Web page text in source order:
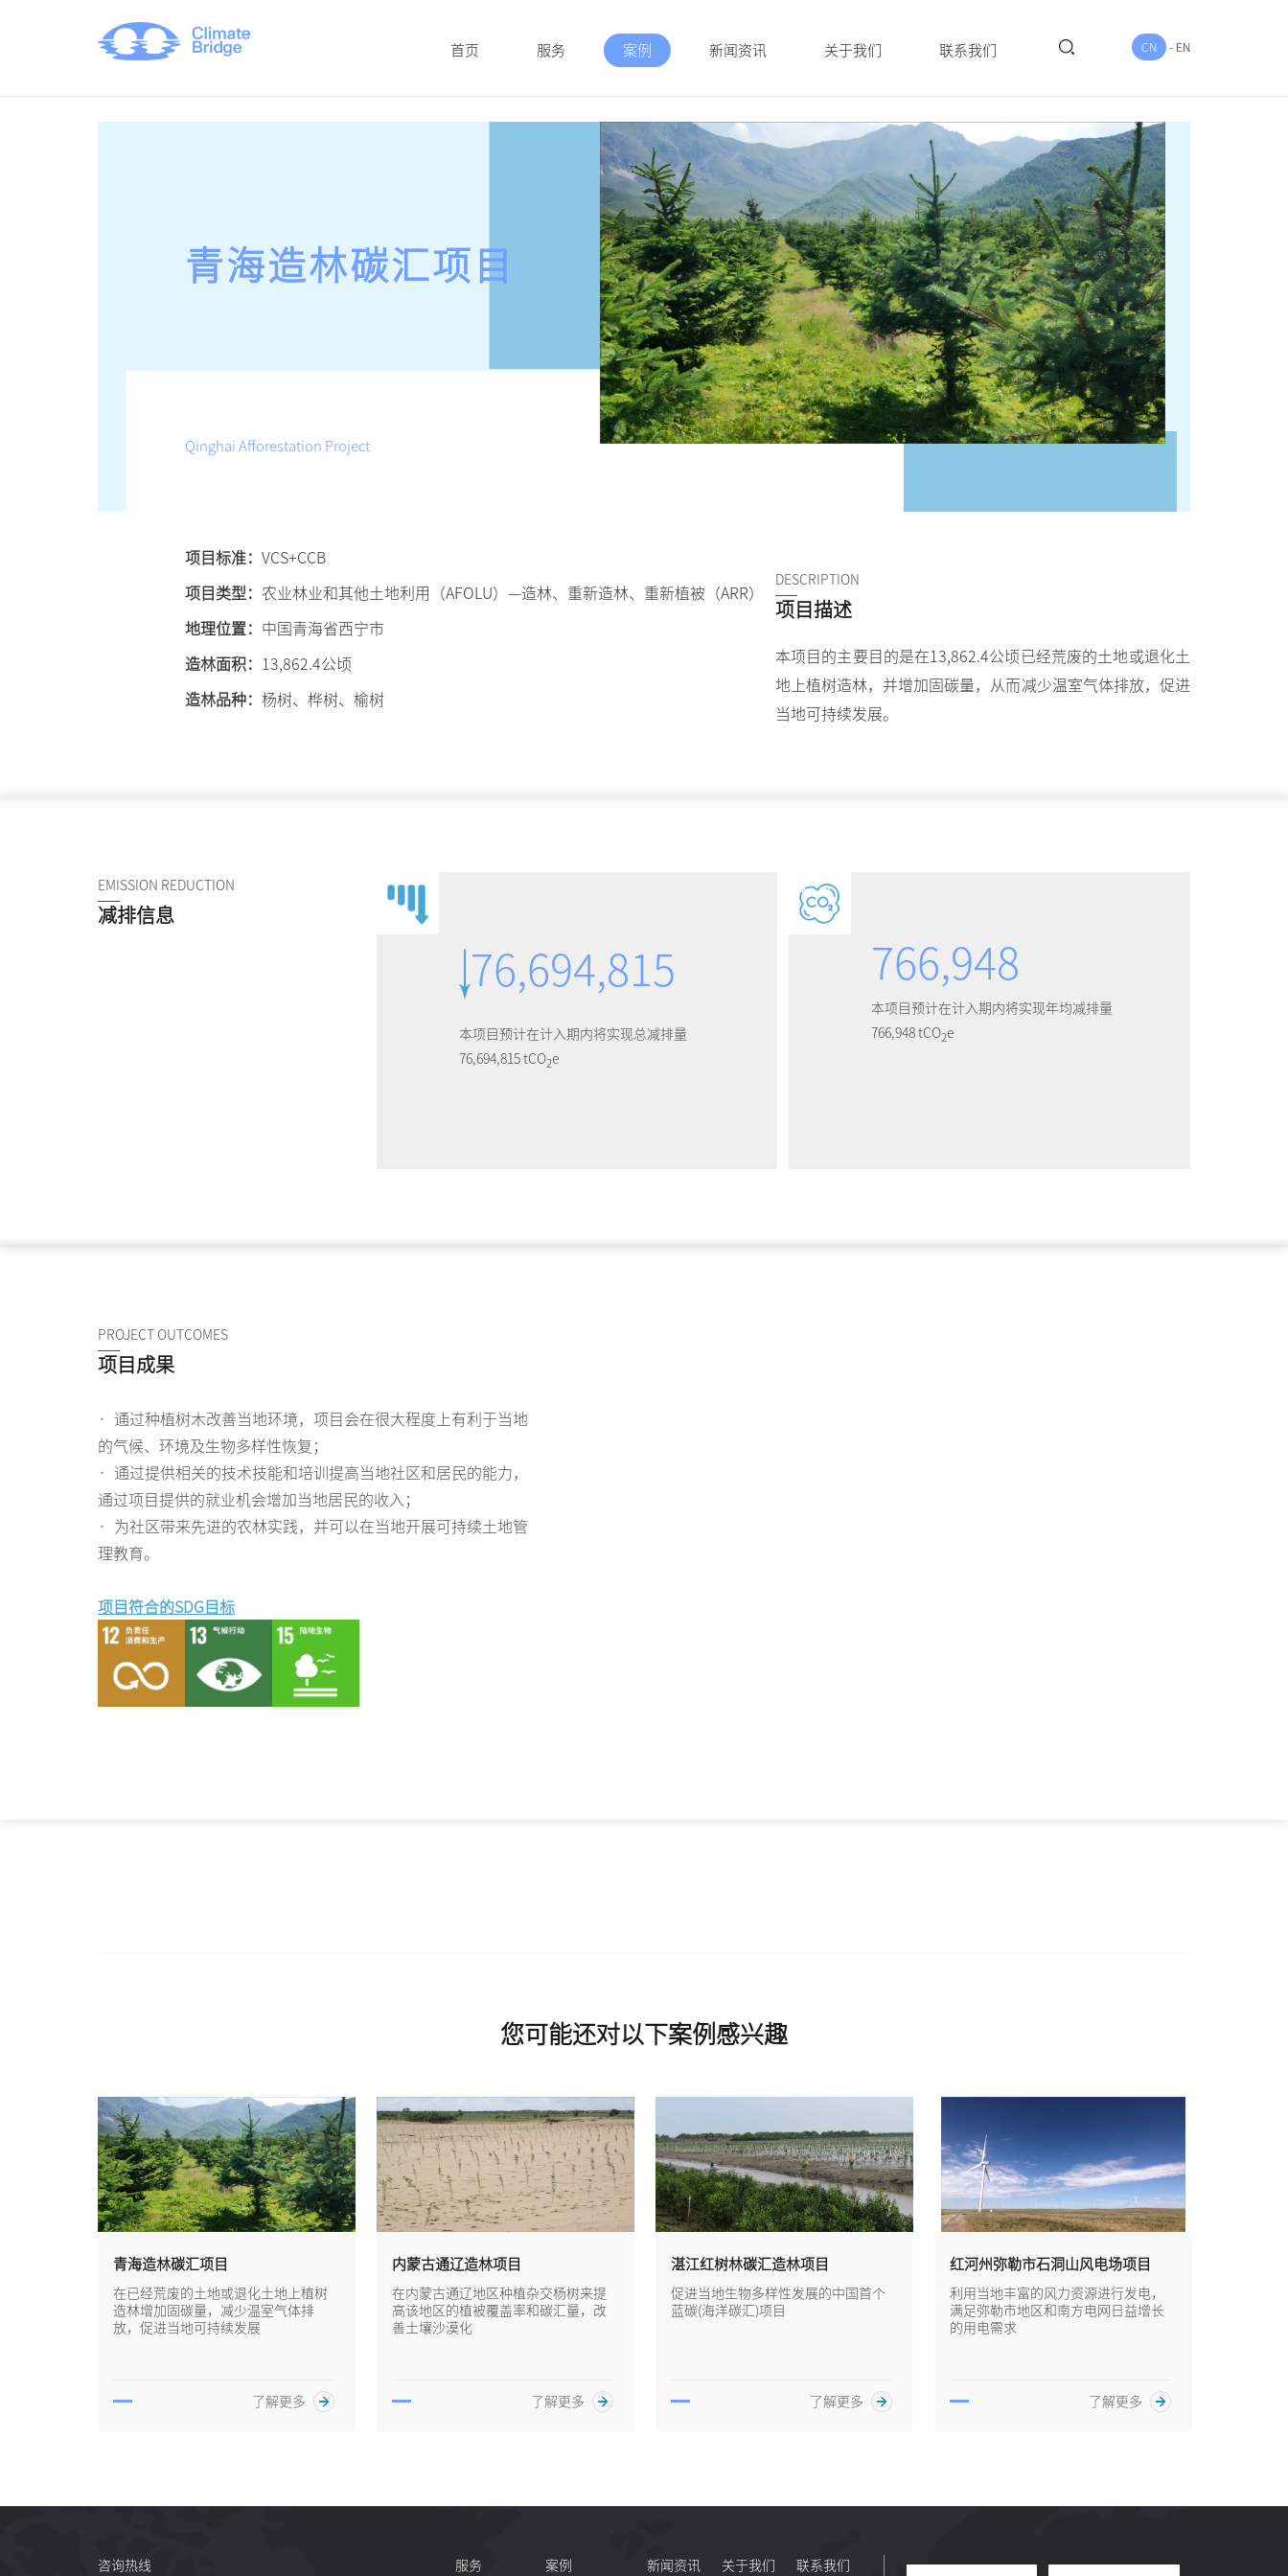
CN - EN
首页 服务 案例 新闻资讯 关于我们 联系我们
青海造林碳汇项目
Qinghai Afforestation Project
项目标准：VCS+CCB
项目类型： 农业林业和其他土地利用（AFOLU）—造林、重新造林、重新植被（ARR）
地理位置： 中国青海省西宁市
造林面积： 13,862.4公顷
造林品种：杨树、桦树、榆树
DESCRIPTION
项目描述
本项目的主要目的是在13,862.4公顷已经荒废的土地或退化土
地上植树造林，并增加固碳量，从而减少温室气体排放，促进
当地可持续发展。
EMISSION REDUCTION
减排信息
76,694,815
本项目预计在计入期内将实现总减排量
76,694,815 tCO2e
766,948
本项目预计在计入期内将实现年均减排量
766,948 tCO2e
PROJECT OUTCOMES
项目成果
· 通过种植树木改善当地环境，项目会在很大程度上有利于当地
的气候、环境及生物多样性恢复；
· 通过提供相关的技术技能和培训提高当地社区和居民的能力，
通过项目提供的就业机会增加当地居民的收入；
· 为社区带来先进的农林实践，并可以在当地开展可持续土地管
理教育。
项目符合的SDG目标
您可能还对以下案例感兴趣
青海造林碳汇项目
在已经荒废的土地或退化土地上植树
造林增加固碳量，减少温室气体排
放，促进当地可持续发展
了解更多
内蒙古通辽造林项目
在内蒙古通辽地区种植杂交杨树来提
高该地区的植被覆盖率和碳汇量，改
善土壤沙漠化
了解更多
湛江红树林碳汇造林项目
促进当地生物多样性发展的中国首个
蓝碳(海洋碳汇)项目
了解更多
红河州弥勒市石洞山风电场项目
利用当地丰富的风力资源进行发电，
满足弥勒市地区和南方电网日益增长
的用电需求
了解更多
咨询热线 服务 案例 新闻资讯 关于我们 联系我们